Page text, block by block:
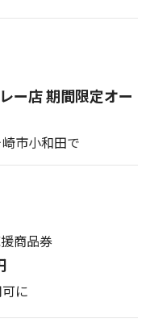
ー店 期間限定オー
市小和田で
商品券
に